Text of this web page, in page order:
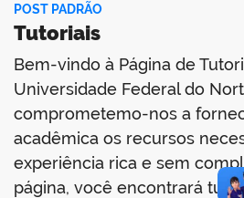
POST PADRÃO
Tutoriais
Bem-vindo à Página de
Universidade Federal do
comprometemo-nos a
acadêmica os recursos
experiência rica e sem
página, você encontrará